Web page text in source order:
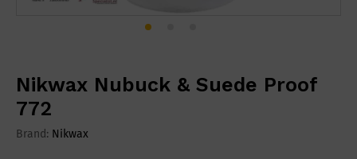
Nikwax Nubuck & Suede Proof
772
Brand: Nikwax